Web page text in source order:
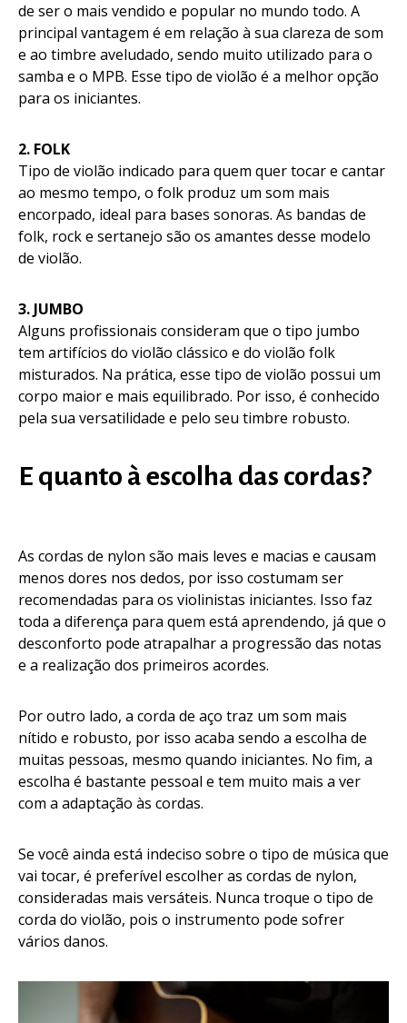
de ser o mais vendido e popular no mundo todo. A
principal vantagem é em relação à sua clareza de som
e ao timbre aveludado, sendo muito utilizado para o
samba e o MPB. Esse tipo de violão é a melhor opção
para os iniciantes.
2. FOLK
Tipo de violão indicado para quem quer tocar e cantar
ao mesmo tempo, o folk produz um som mais
encorpado, ideal para bases sonoras. As bandas de
folk, rock e sertanejo são os amantes desse modelo
de violão.
3. JUMBO
Alguns profissionais consideram que o tipo jumbo
tem artifícios do violão clássico e do violão folk
misturados. Na prática, esse tipo de violão possui um
corpo maior e mais equilibrado. Por isso, é conhecido
pela sua versatilidade e pelo seu timbre robusto.
E quanto à escolha das cordas?
As cordas de nylon são mais leves e macias e causam
menos dores nos dedos, por isso costumam ser
recomendadas para os violinistas iniciantes. Isso faz
toda a diferença para quem está aprendendo, já que o
desconforto pode atrapalhar a progressão das notas
e a realização dos primeiros acordes.
Por outro lado, a corda de aço traz um som mais
nítido e robusto, por isso acaba sendo a escolha de
muitas pessoas, mesmo quando iniciantes. No fim, a
escolha é bastante pessoal e tem muito mais a ver
com a adaptação às cordas.
Se você ainda está indeciso sobre o tipo de música que
vai tocar, é preferível escolher as cordas de nylon,
consideradas mais versáteis. Nunca troque o tipo de
corda do violão, pois o instrumento pode sofrer
vários danos.